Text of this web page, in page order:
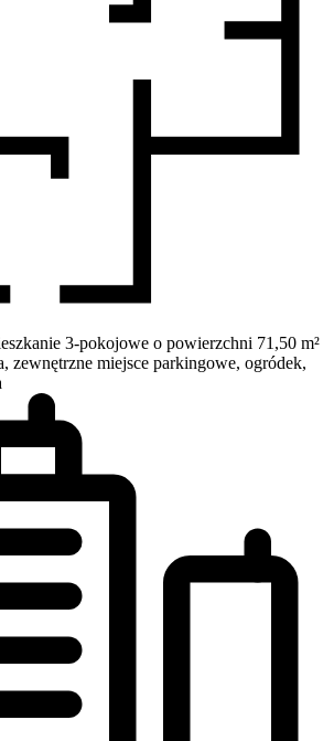
3-pokojowe o powierzchni 71,50 m²
zewnętrzne miejsce parkingowe, ogródek,